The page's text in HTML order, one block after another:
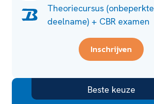
Theoriecursus (onbeperkte
deelname) + CBR examen
Inschrijven
Beste keuze